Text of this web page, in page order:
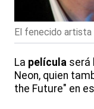
El fenecido artista
La película será
Neon, quien
the Future" en